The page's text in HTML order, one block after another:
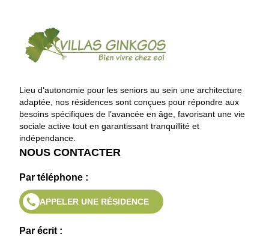
Lieu d’autonomie pour les seniors au sein une architecture
adaptée, nos résidences sont conçues pour répondre aux
besoins spécifiques de l’avancée en âge, favorisant une vie
sociale active tout en garantissant tranquillité et
indépendance.
NOUS CONTACTER
Par téléphone :
APPELER UNE RÉSIDENCE
Par écrit :